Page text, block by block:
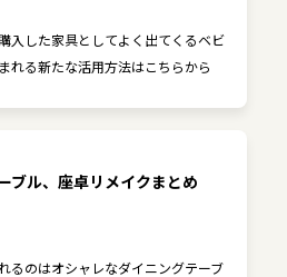
入した家具としてよく出てくるベビ
れる新たな活用方法はこちらから
ブル、座卓リメイクまとめ
るのはオシャレなダイニングテーブ